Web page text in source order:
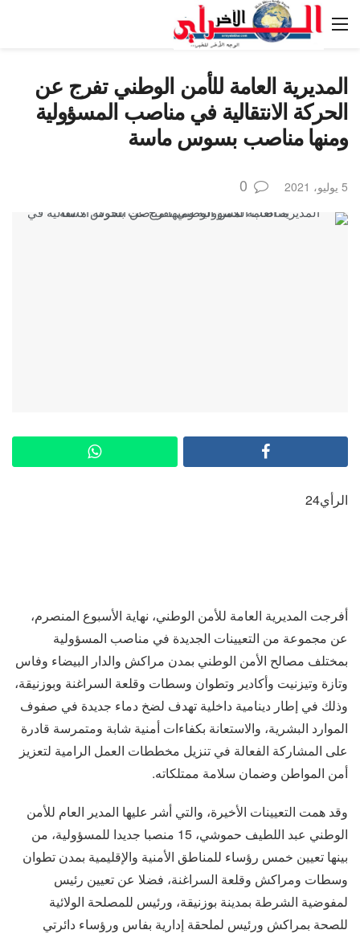
المديرية العامة للأمن الوطني تفرج عن
الحركة الانتقالية في مناصب المسؤولية
ومنها مناصب بسوس ماسة
5 يوليو، 2021 0
الرأي24
أفرجت المديرية العامة للأمن الوطني، نهاية الأسبوع المنصرم،
عن مجموعة من التعيينات الجديدة في مناصب المسؤولية
بمختلف مصالح الأمن الوطني بمدن مراكش والدار البيضاء وفاس
وتازة وتيزنيت وأكادير وتطوان وسطات وقلعة السراغنة وبوزنيقة،
وذلك في إطار دينامية داخلية تهدف لضخ دماء جديدة في صفوف
الموارد البشرية، والاستعانة بكفاءات أمنية شابة ومتمرسة قادرة
على المشاركة الفعالة في تنزيل مخططات العمل الرامية لتعزيز
أمن المواطن وضمان سلامة ممتلكاته.
وقد همت التعيينات الأخيرة، والتي أشر عليها المدير العام للأمن
الوطني عبد اللطيف حموشي، 15 منصبا جديدا للمسؤولية، من
بينها تعيين خمس رؤساء للمناطق الأمنية والإقليمية بمدن تطوان
وسطات ومراكش وقلعة السراغنة، فضلا عن تعيين رئيس
لمفوضية الشرطة بمدينة بوزنيقة، ورئيس للمصلحة الولائية
للصحة بمراكش ورئيس لملحقة إدارية بفاس ورؤساء دائرتي